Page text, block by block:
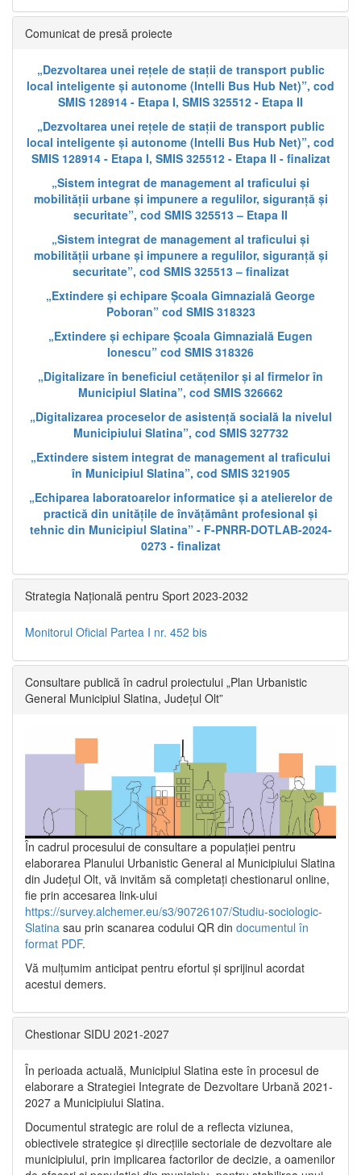
Comunicat de presă proiecte
„Dezvoltarea unei rețele de stații de transport public
local inteligente și autonome (Intelli Bus Hub Net)”, cod
SMIS 128914 - Etapa I, SMIS 325512 - Etapa II
„Dezvoltarea unei rețele de stații de transport public
local inteligente și autonome (Intelli Bus Hub Net)”, cod
SMIS 128914 - Etapa I, SMIS 325512 - Etapa II - finalizat
„Sistem integrat de management al traficului și
mobilității urbane și impunere a regulilor, siguranță și
securitate”, cod SMIS 325513 – Etapa II
„Sistem integrat de management al traficului și
mobilității urbane și impunere a regulilor, siguranță și
securitate”, cod SMIS 325513 – finalizat
„Extindere și echipare Școala Gimnazială George
Poboran” cod SMIS 318323
„Extindere și echipare Școala Gimnazială Eugen
Ionescu” cod SMIS 318326
„Digitalizare în beneficiul cetățenilor și al firmelor în
Municipiul Slatina”, cod SMIS 326662
„Digitalizarea proceselor de asistență socială la nivelul
Municipiului Slatina”, cod SMIS 327732
„Extindere sistem integrat de management al traficului
în Municipiul Slatina”, cod SMIS 321905
„Echiparea laboratoarelor informatice și a atelierelor de
practică din unitățile de învățământ profesional și
tehnic din Municipiul Slatina” - F-PNRR-DOTLAB-2024-
0273 - finalizat
Strategia Națională pentru Sport 2023-2032
Monitorul Oficial Partea I nr. 452 bis
Consultare publică în cadrul proiectului „Plan Urbanistic
General Municipiul Slatina, Județul Olt”
În cadrul procesului de consultare a populaţiei pentru
elaborarea Planului Urbanistic General al Municipiului Slatina
din Județul Olt, vă invităm să completați chestionarul online,
fie prin accesarea link-ului
https://survey.alchemer.eu/s3/90726107/Studiu-sociologic-
Slatina sau prin scanarea codului QR din documentul în
format PDF.
Vă mulţumim anticipat pentru efortul şi sprijinul acordat
acestui demers.
Chestionar SIDU 2021-2027
În perioada actuală, Municipiul Slatina este în procesul de
elaborare a Strategiei Integrate de Dezvoltare Urbană 2021‐
2027 a Municipiului Slatina.
Documentul strategic are rolul de a reflecta viziunea,
obiectivele strategice și direcțiile sectoriale de dezvoltare ale
municipiului, prin implicarea factorilor de decizie, a oamenilor